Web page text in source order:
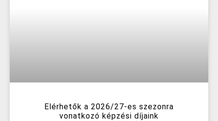
Elérhetők a 2026/27-es szezonra
vonatkozó képzési díjaink